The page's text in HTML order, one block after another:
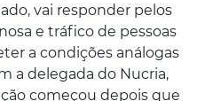
vai responder pelos
e tráfico de pessoas
a condições análogas
a delegada do Nucria,
começou depois que